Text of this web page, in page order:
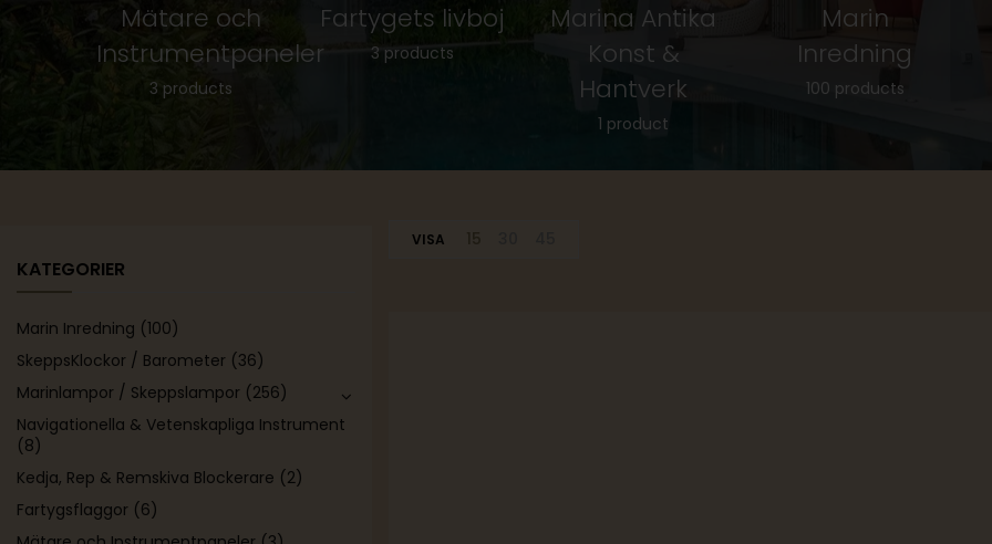
Mätare och
Instrumentpaneler
3 products
Fartygets livboj
3 products
Marina Antika
Konst &
Hantverk
1 product
Marin
Inredning
100 products
KATEGORIER
Marin Inredning (100)
SkeppsKlockor / Barometer (36)
Marinlampor / Skeppslampor (256)
Navigationella & Vetenskapliga Instrument
(8)
Kedja, Rep & Remskiva Blockerare (2)
Fartygsflaggor (6)
VISA